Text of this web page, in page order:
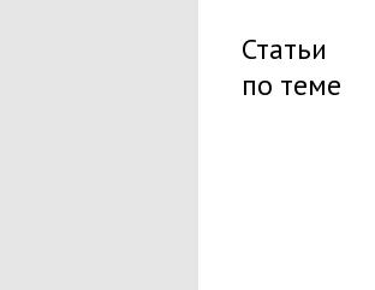
Статьи
по теме